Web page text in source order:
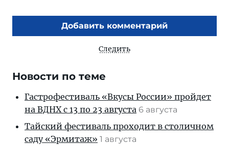
Добавить комментарий
Следить
Новости по теме
Гастрофестиваль «Вкусы России» пройдет
на ВДНХ с 13 по 23 августа 6 августа
Тайский фестиваль проходит в столичном
саду «Эрмитаж» 1 августа